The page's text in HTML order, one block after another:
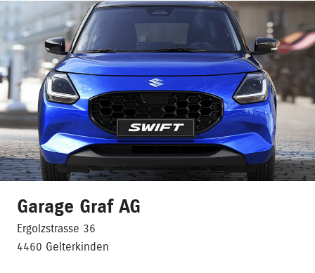
Garage Graf AG
Ergolzstrasse 36
4460 Gelterkinden